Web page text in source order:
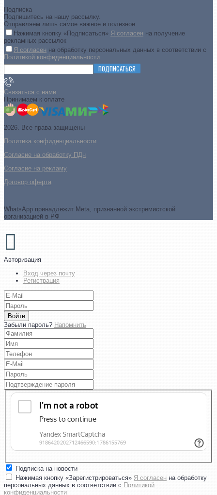
Подписка
Подпишитесь на нашу рассылку.
Отправляем лишь самое важное и полезное
Нажимая кнопку «Подписаться» Я согласен на получение
рекламных рассылок
Я согласен на обработку персональных данных в соответствии с
Политикой конфиденциальности
ПОДПИСАТЬСЯ
Связаться с нами
Принимаем к оплате
2026. Все права защищены
Политика конфиденциальности
Согласие на обработку ПДн
Cогласие на рекламу
Договор оферта
WhatsApp принадлежит Meta, признанной экстремистской
организацией в РФ
Авторизация
Вход через почту
Регистрация
Войти
Забыли пароль? Напомнить
Подписка на новости
Нажимая кнопку «Зарегистрироваться» Я согласен на обработку
персональных данных в соответствии с Политикой
конфиденциальности